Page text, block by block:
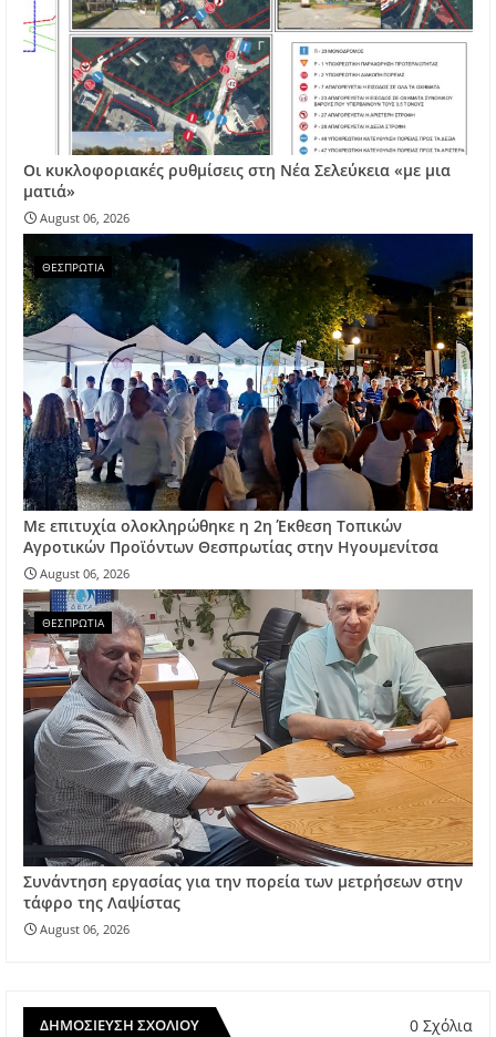
Οι κυκλοφοριακές ρυθμίσεις στη Νέα Σελεύκεια «με μια
ματιά»
August 06, 2026
ΘΕΣΠΡΩΤΙΑ
Με επιτυχία ολοκληρώθηκε η 2η Έκθεση Τοπικών
Αγροτικών Προϊόντων Θεσπρωτίας στην Ηγουμενίτσα
August 06, 2026
ΘΕΣΠΡΩΤΙΑ
Συνάντηση εργασίας για την πορεία των μετρήσεων στην
τάφρο της Λαψίστας
August 06, 2026
ΔΗΜΟΣΊΕΥΣΗ ΣΧΟΛΊΟΥ 0 Σχόλια